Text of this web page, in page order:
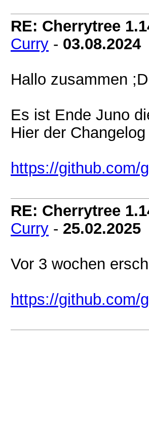
RE: Cherrytree
Curry - 03.08.2024
Hallo zusammen ;D
Es ist Ende Juno
Hier der
https://github.com/
RE: Cherrytree
Curry - 25.02.2025
Vor 3 wochen
https://github.com/